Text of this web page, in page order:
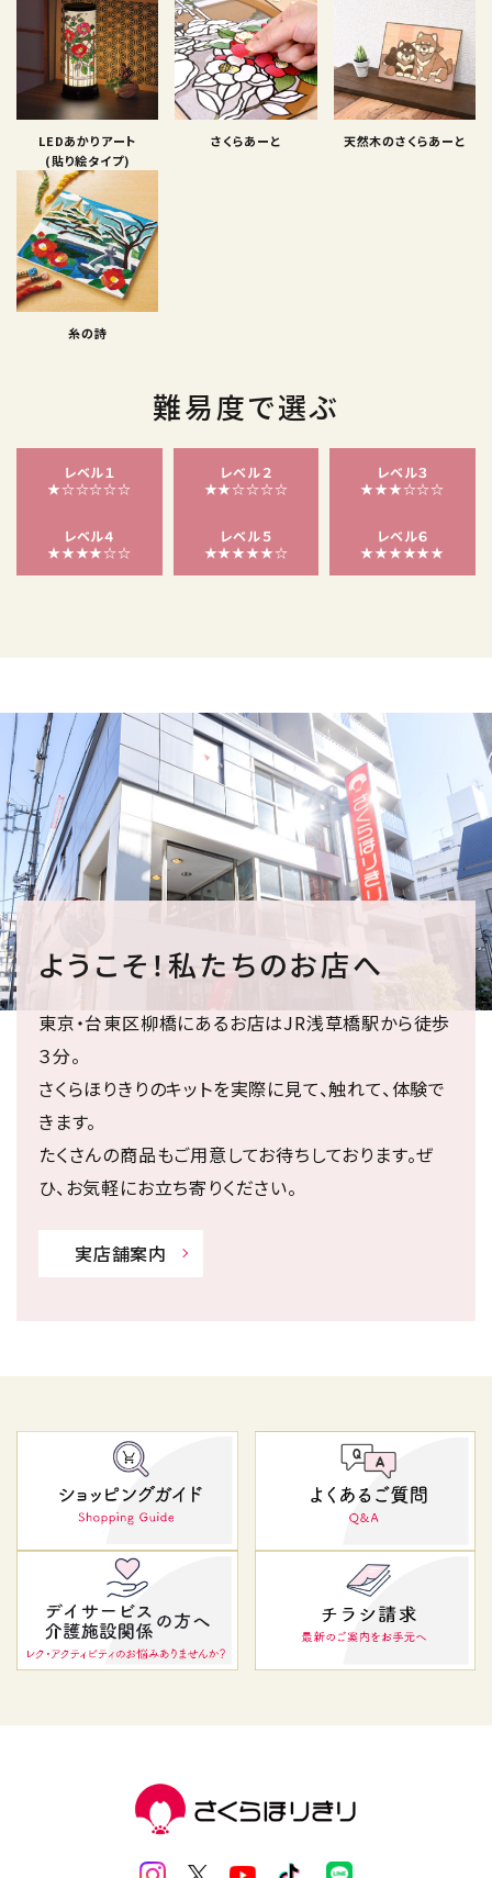
LEDあかりアート
(貼り絵タイプ)
さくらあーと 天然木のさくらあーと
糸の詩
難易度で選ぶ
レベル１
★☆☆☆☆☆
レベル２
★★☆☆☆☆
レベル３
★★★☆☆☆
レベル４
★★★★☆☆
レベル５
★★★★★☆
レベル６
★★★★★★
ようこそ！私たちのお店へ
東京・台東区柳橋にあるお店はJR浅草橋駅から徒歩
３分。
さくらほりきりのキットを実際に見て、触れて、体験で
きます。
たくさんの商品もご用意してお待ちしております。ぜ
ひ、お気軽にお立ち寄りください。
実店舗案内